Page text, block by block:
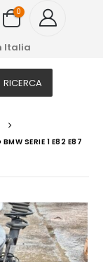
0
Italia
RICERCA
SERIE 1 E82 E87